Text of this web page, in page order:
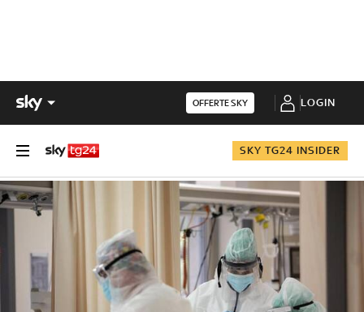
OFFERTE SKY LOGIN
SKY TG24 INSIDER